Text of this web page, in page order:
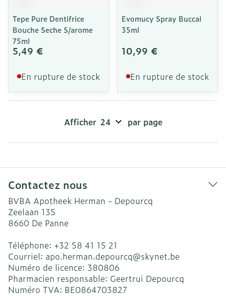
Tepe Pure Dentifrice
Bouche Seche S/arome
75ml
5,49 €
En rupture de stock
Evomucy Spray Buccal
35ml
10,99 €
En rupture de stock
Afficher par page
Contactez nous
BVBA Apotheek Herman - Depourcq
Zeelaan 135
8660 De Panne
Téléphone: +32 58 41 15 21
Courriel: apo.herman.depourcq@skynet.be
Numéro de licence: 380806
Pharmacien responsable: Geertrui Depourcq
Numéro TVA: BE0864703827